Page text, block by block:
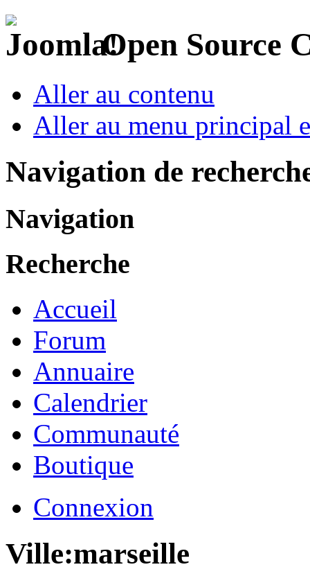
Open Source
Aller au contenu
Aller au menu principal
Navigation de
Navigation
Recherche
Accueil
Forum
Annuaire
Calendrier
Communauté
Boutique
Connexion
Ville:marseille